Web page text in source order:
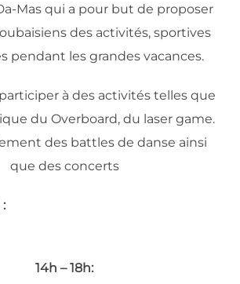
Mas qui a pour but de proposer
des activités, sportives
pendant les grandes vacances.
à des activités telles que
du Overboard, du laser game.
des battles de danse ainsi
que des concerts
14h – 18h: